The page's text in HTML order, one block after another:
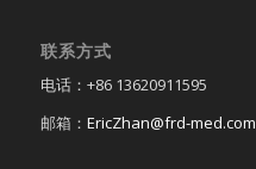
联系方式
电话：+86 13620911595
邮箱： EricZhan@frd-med.com